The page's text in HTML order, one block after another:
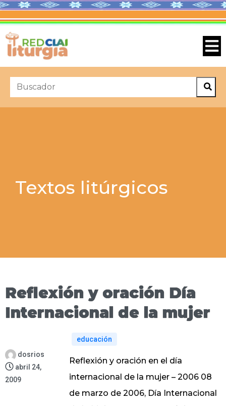
Textos litúrgicos
Reflexión y oración Día
Internacional de la mujer
dosrios
abril 24,
2009
educación
Reflexión y oración en el día
internacional de la mujer – 2006 08
de marzo de 2006, Día Internacional